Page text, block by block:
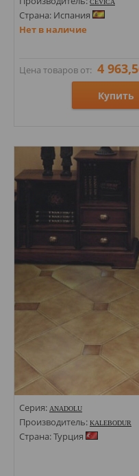
Страна: Испания
Нет в наличие
Цена товаров от: 4
Купить
Стили: Геометрия,
Цвета:
Серия: ANADOLU
Производитель: KALEBODUR
Страна: Турция